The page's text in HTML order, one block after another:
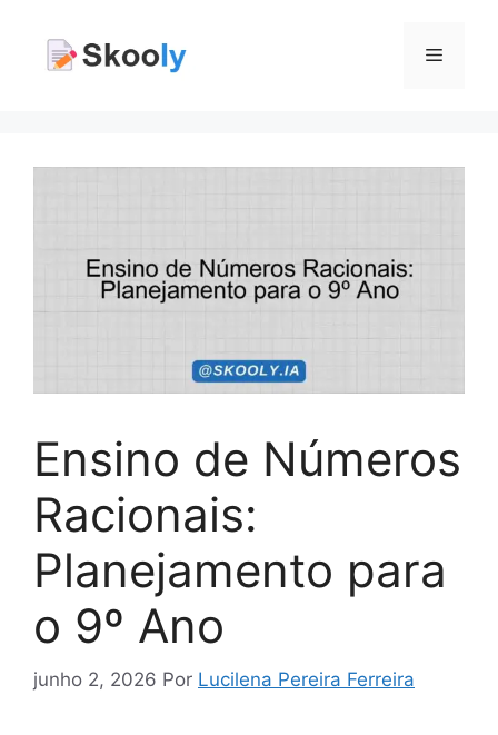
Menu
Ensino de Números
Racionais:
Planejamento para
o 9º Ano
junho 2, 2026 Por Lucilena Pereira Ferreira